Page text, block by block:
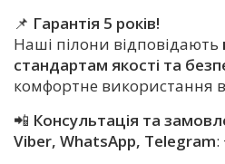
📌 Гарантія 5 років!
Наші пілони відповідають
стандартам якості та
комфортне використання
📲 Консультація та
Viber, WhatsApp, Telegram: